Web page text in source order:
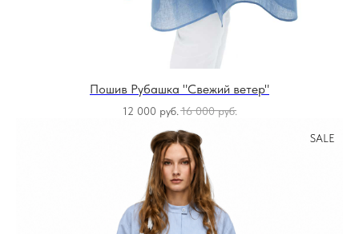
Пошив Рубашка "Свежий ветер"
12 000 руб. 16 000 руб.
SALE